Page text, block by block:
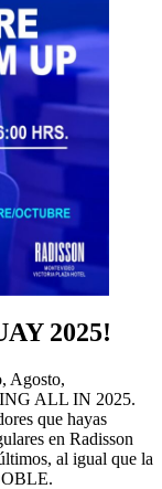
2025!
Agosto,
ALL IN 2025.
que hayas
en Radisson
al igual que la